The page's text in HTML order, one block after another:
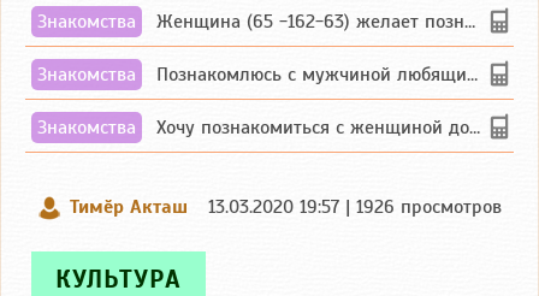
Знакомства Женщина (65 -162-63) желает познакомиться с одиноким, добродушным, без вредных ...
Знакомства Познакомлюсь с мужчиной любящим танцевать и петь на родном чувашском языке
Знакомства Хочу познакомиться с женщиной до 55 лет чувашской или русской национальности дл...
Тимӗр Акташ 13.03.2020 19:57 | 1926 просмотров
КУЛЬТУРА